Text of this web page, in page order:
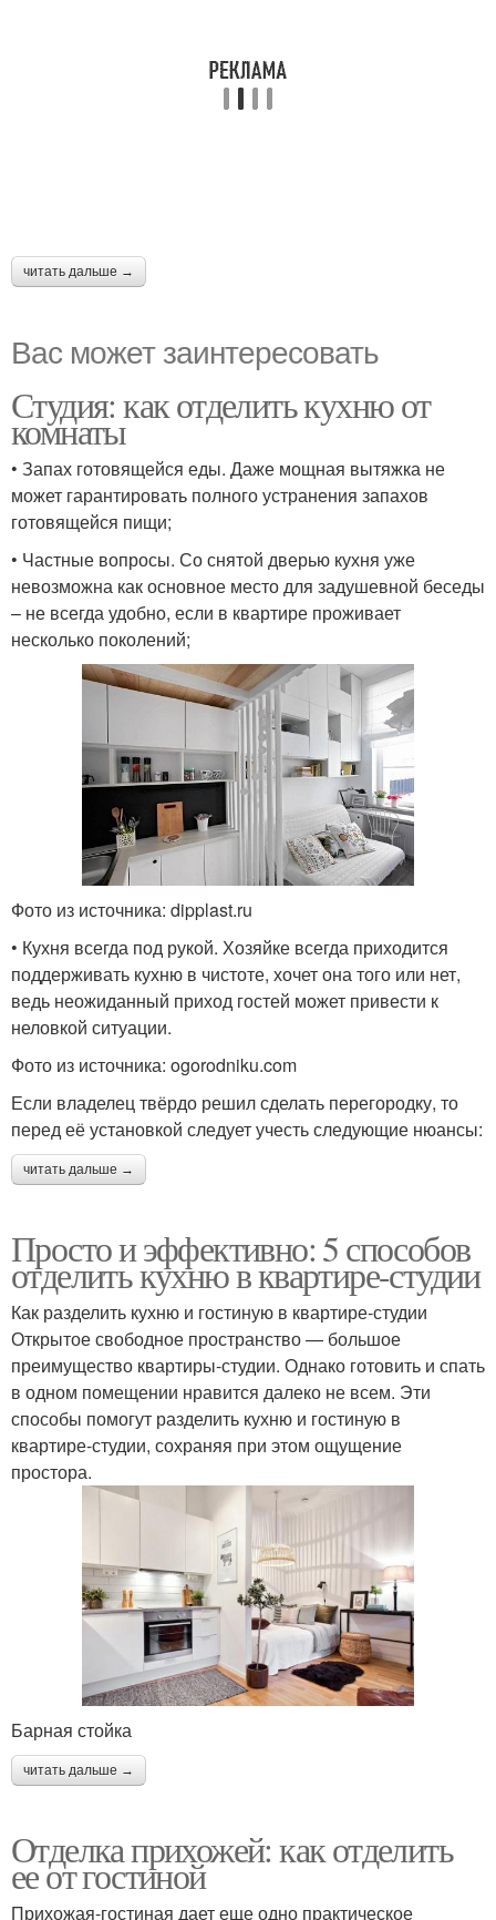
читать дальше →
Вас может заинтересовать
Студия: как отделить кухню от
комнаты
• Запах готовящейся еды. Даже мощная вытяжка не
может гарантировать полного устранения запахов
готовящейся пищи;
• Частные вопросы. Со снятой дверью кухня уже
невозможна как основное место для задушевной беседы
– не всегда удобно, если в квартире проживает
несколько поколений;
Фото из источника: dipplast.ru
• Кухня всегда под рукой. Хозяйке всегда приходится
поддерживать кухню в чистоте, хочет она того или нет,
ведь неожиданный приход гостей может привести к
неловкой ситуации.
Фото из источника: ogorodniku.com
Если владелец твёрдо решил сделать перегородку, то
перед её установкой следует учесть следующие нюансы:
читать дальше →
Просто и эффективно: 5 способов
отделить кухню в квартире-студии
Как разделить кухню и гостиную в квартире-студии
Открытое свободное пространство — большое
преимущество квартиры-студии. Однако готовить и спать
в одном помещении нравится далеко не всем. Эти
способы помогут разделить кухню и гостиную в
квартире-студии, сохраняя при этом ощущение
простора.
Барная стойка
читать дальше →
Отделка прихожей: как отделить
ее от гостиной
Прихожая-гостиная дает еще одно практическое